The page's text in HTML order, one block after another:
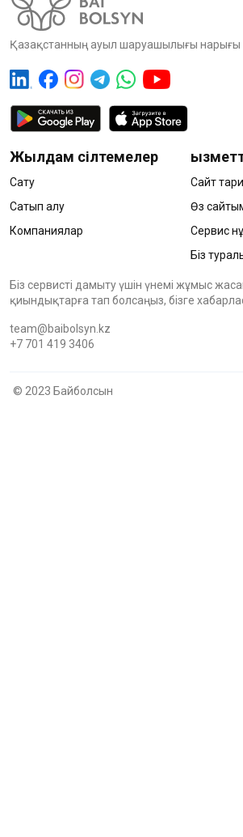
Қазақстанның ауыл шаруашылығы нарығы
Жылдам сілтемелер
Сату
Сатып алу
Компаниялар
Сайт
Өз
Сервис
Біз
Біз сервисті дамыту үшін үнемі жұмыс
қиындықтарға тап болсаңыз, бізге
team@baibolsyn.kz
+7 701 419 3406
© 2023 Байболсын